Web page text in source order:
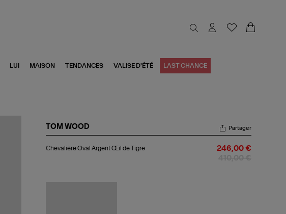
LUI MAISON TENDANCES VALISE D'ÉTÉ LAST CHANCE
TOM WOOD
Oval
Partager
Chevalière Oval Argent Œil de Tigre 246,00 €